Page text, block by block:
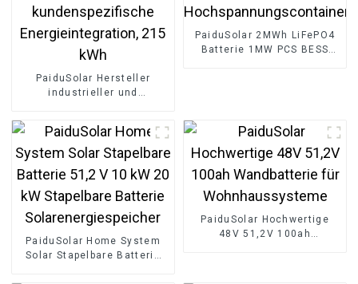
PaiduSolar Hersteller
industrieller und
Energiespeichersysteme,
kundenspezifische
Energieintegration, 215
PaiduSolar 2MWh LiFePO4
Batterie 1MW PCS BESS
PaiduSolar Home System
Solar Stapelbare Batterie
PaiduSolar Hochwertige
48V 51,2V 100ah